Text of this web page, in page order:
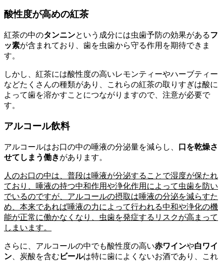
酸性度が高めの紅茶
紅茶の中のタンニンという成分には虫歯予防の効果があるフ
ッ素が含まれており、歯を虫歯から守る作用を期待できま
す。
しかし、紅茶には酸性度の高いレモンティーやハーブティー
などたくさんの種類があり、これらの紅茶の取りすぎは酸に
よって歯を溶かすことにつながりますので、注意が必要で
す。
アルコール飲料
アルコールはお口の中の唾液の分泌量を減らし、
口を乾燥さ
せてしまう働きがあります。
人のお口の中は、普段は唾液が分泌することで湿度が保たれ
ており、唾液の持つ中和作用や浄化作用によって虫歯を防い
でいるのですが、アルコールの摂取は唾液の分泌を減らすた
め、本来であれば唾液の力によって行われる中和や浄化の機
能が正常に働かなくなり、虫歯を発症するリスクが高まって
しまいます。
さらに、アルコールの中でも酸性度の高い赤ワインや白ワイ
ン 、炭酸を含む ビールは特に歯によくないお酒であり、これ